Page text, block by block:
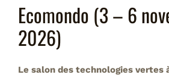
Ecomondo (3 – 6
2026)
Le salon des technologies vertes